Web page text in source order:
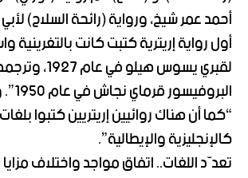
أحمد عمر شيخ، ورواية (رائحة السلاح)
أول رواية إريترية كتبت كانت
لقبري يسوس هيلو
“كما أن هناك روائيين إريتريين كتبوا
كالإنجليزية والإيطالية”.
تعدّد اللغات.. اتفاق مواجد واختلاف مزايا